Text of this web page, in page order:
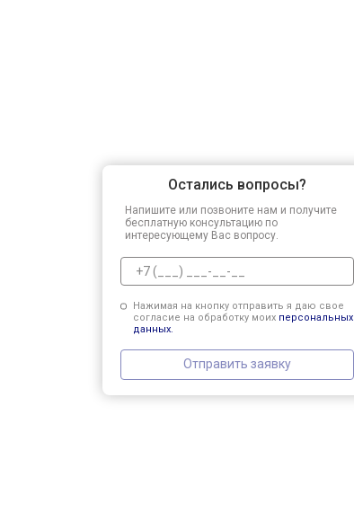
Остались вопросы?
Напишите или позвоните нам и получите
бесплатную консультацию по
интересующему Вас вопросу.
Нажимая на кнопку отправить я даю свое
согласие на обработку моих персональных
данных.
Отправить заявку